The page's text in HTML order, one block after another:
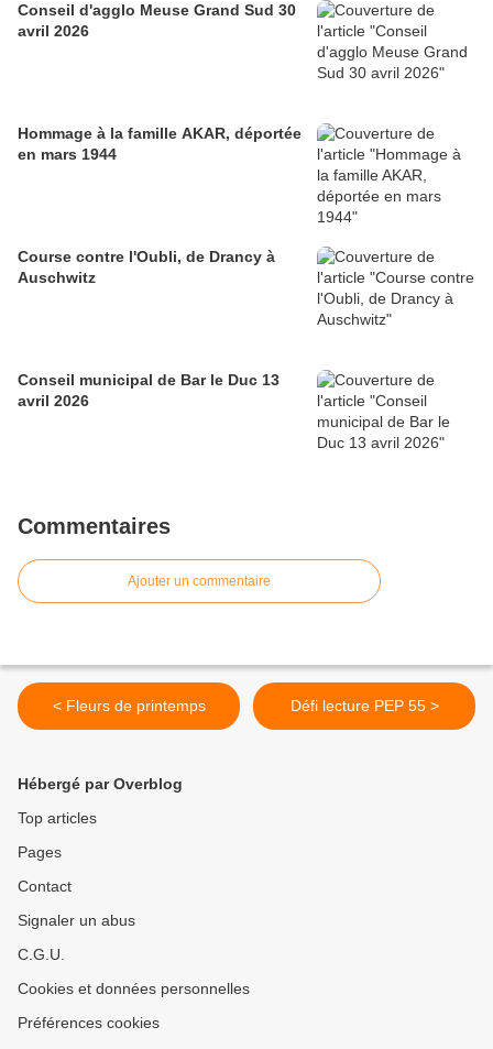
Conseil d'agglo Meuse Grand Sud 30
avril 2026
Hommage à la famille AKAR, déportée
en mars 1944
Course contre l'Oubli, de Drancy à
Auschwitz
Conseil municipal de Bar le Duc 13
avril 2026
Commentaires
Ajouter un commentaire
< Fleurs de printemps Défi lecture PEP 55 >
Hébergé par Overblog
Top articles
Pages
Contact
Signaler un abus
C.G.U.
Cookies et données personnelles
Préférences cookies